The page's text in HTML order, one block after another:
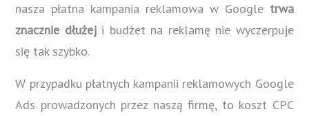
nasza płatna kampania reklamowa w Google trwa
znacznie dłużeji budżet na reklamę nie wyczerpuje
się tak szybko.
W przypadku płatnych kampanii reklamowych Google
Ads prowadzonych przez naszą firmę, to koszt CPC